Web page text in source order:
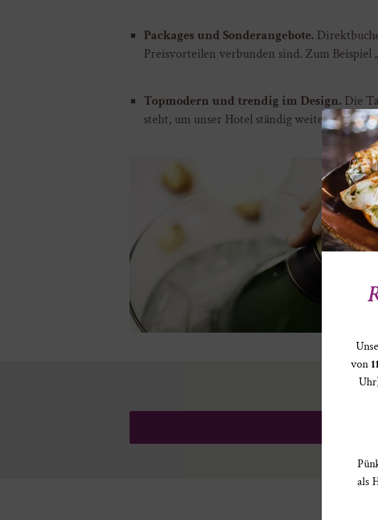
von
als
Packages und Sonderangebote.
Preisvorteilen verbunden sind. Zum Beispiel
Topmodern und trendig im Design. Die
steht, um unser Hotel ständig